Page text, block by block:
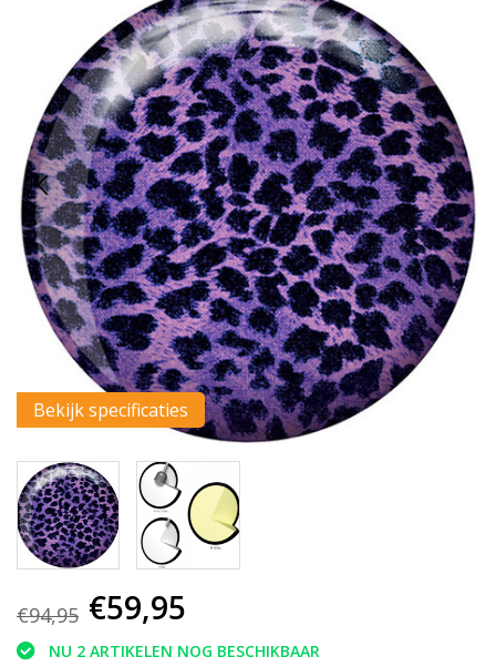
Bekijk specificaties
€94,95 €59,95
NU 2 ARTIKELEN NOG BESCHIKBAAR